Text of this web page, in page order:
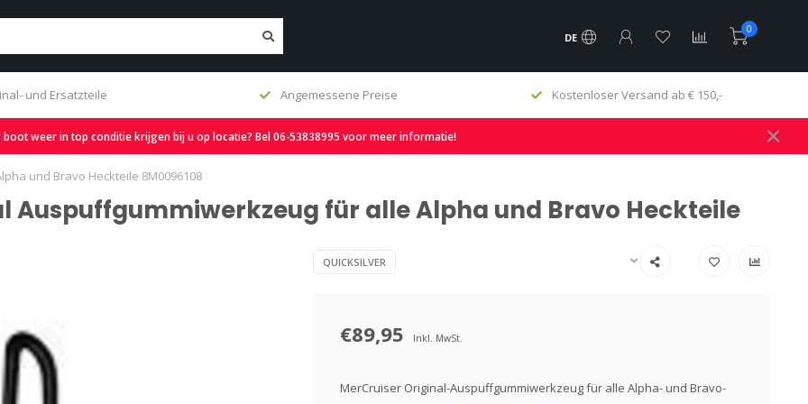
DE
0
und Ersatzteile Angemessene Preise Kostenloser Versand ab € 150,-
boot weer in top conditie krijgen bij u op locatie? Bel 06-53838995 voor meer informatie!
und Bravo Heckteile 8M0096108
Auspuffgummiwerkzeug für alle Alpha und Bravo Heckteile
QUICKSILVER
€89,95 Inkl. MwSt.
MerCruiser Original-Auspuffgummiwerkzeug für alle Alpha- und Bravo-